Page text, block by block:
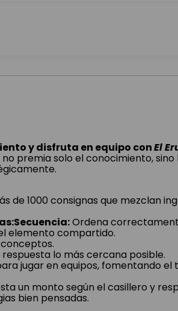
y disfruta en equipo conEl
premia solo el conocimiento,
de 1000 consignas que mezclan
Ordena
elemento compartido.
lo más cercana posible.
jugar en equipos, fomentando el
un monto según el casillero y
bien pensadas.